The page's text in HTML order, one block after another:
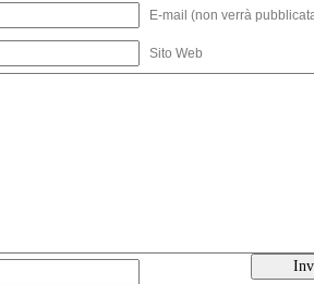
E-mail (non verrà
Sito Web